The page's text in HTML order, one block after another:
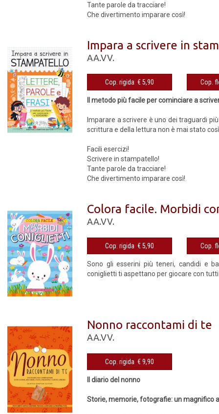
Tante parole da tracciare!
Che divertimento imparare così!
Impara a scrivere in
AA.VV.
Cop. rigida € 5,90
Il metodo più facile per cominciare a
Imparare a scrivere è uno dei traguardi
scrittura e della lettura non è mai stato
Facili esercizi!
Scrivere in stampatello!
Tante parole da tracciare!
Che divertimento imparare così!
Colora facile. Morbidi
AA.VV.
Cop. rigida € 5,90
Sono gli esserini più teneri, candidi e
coniglietti ti aspettano per giocare con
Nonno raccontami di te
AA.VV.
Cop. rigida € 9,90
Il diario del nonno
Storie, memorie, fotografie: un magnifico